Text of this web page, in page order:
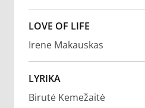
LOVE OF LIFE
Irene Makauskas
LYRIKA
Birutė Kemežaitė